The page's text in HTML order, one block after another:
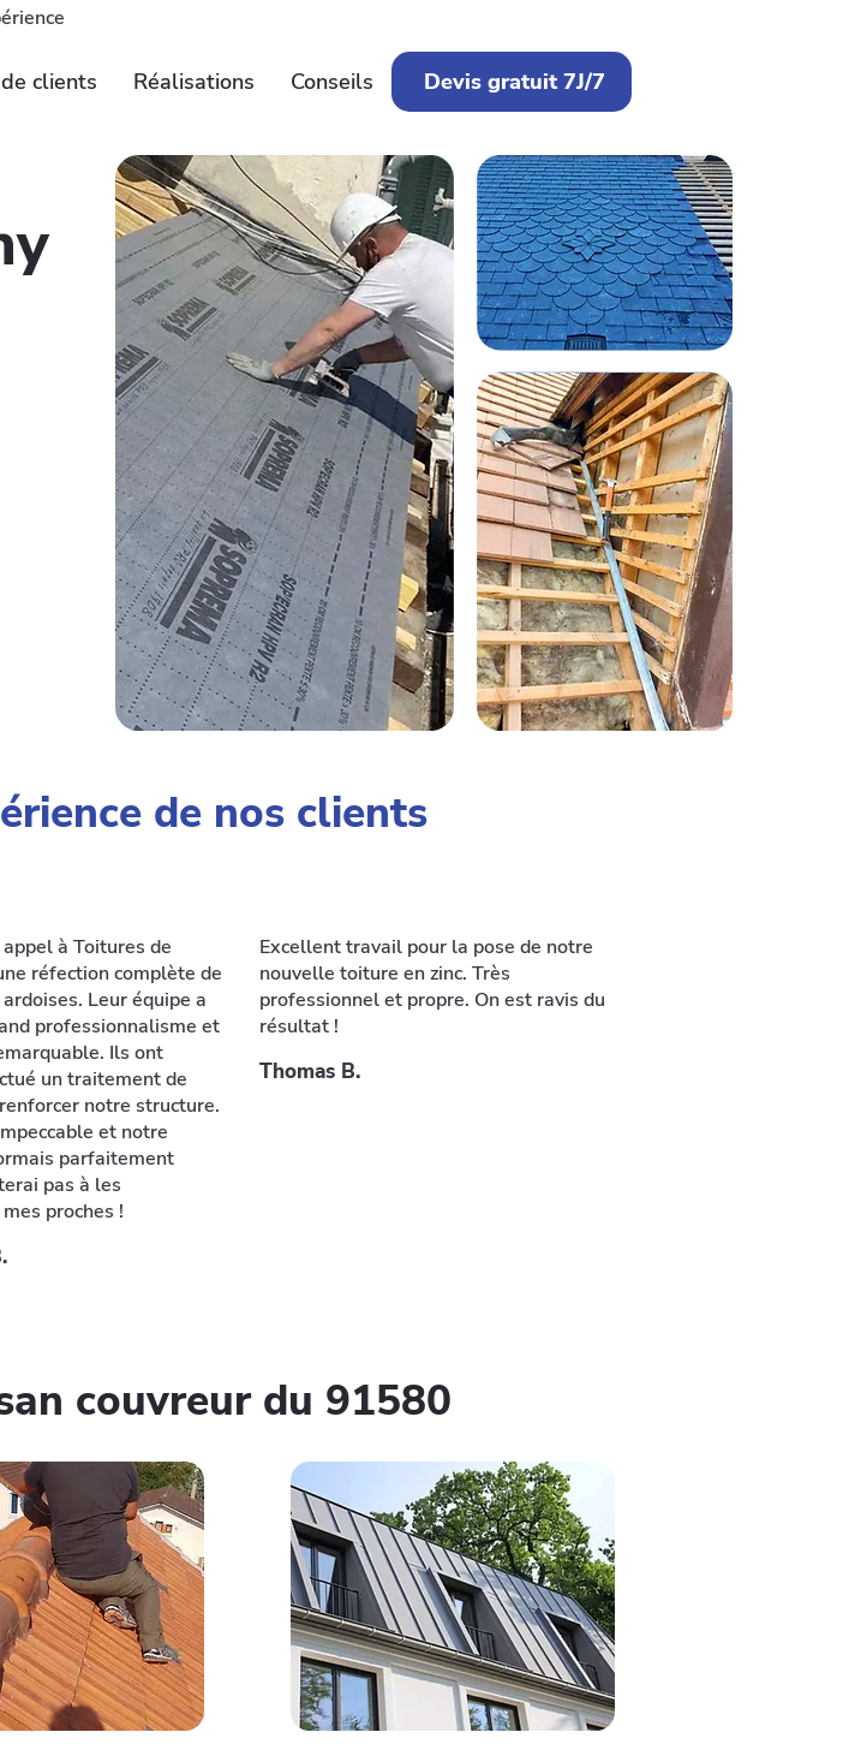
clients Réalisations Conseils Devis gratuit 7J/7
de nos clients
à Toitures de
réfection complète de
Leur équipe a
professionnalisme et
Ils ont
un traitement de
notre structure.
et notre
parfaitement
pas à les
proches !
Excellent travail pour la pose de notre
nouvelle toiture en zinc. Très
professionnel et propre. On est ravis du
résultat !
Thomas B.
couvreur du 91580